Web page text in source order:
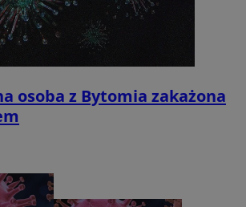
osoba z Bytomia zakażona